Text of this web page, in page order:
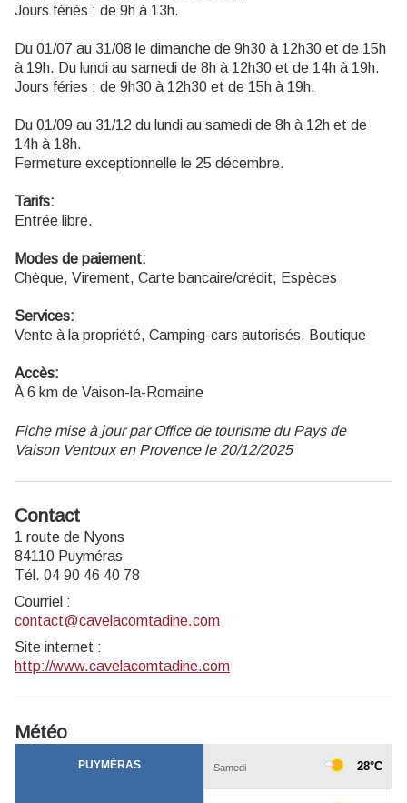
Jours fériés : de 9h à 13h.
Du 01/07 au 31/08 le dimanche de 9h30 à 12h30 et de 15h
à 19h. Du lundi au samedi de 8h à 12h30 et de 14h à 19h.
Jours féries : de 9h30 à 12h30 et de 15h à 19h.
Du 01/09 au 31/12 du lundi au samedi de 8h à 12h et de
14h à 18h.
Fermeture exceptionnelle le 25 décembre.
Tarifs:
Entrée libre.
Modes de paiement:
Chèque, Virement, Carte bancaire/crédit, Espèces
Services:
Vente à la propriété, Camping-cars autorisés, Boutique
Accès:
À 6 km de Vaison-la-Romaine
Fiche mise à jour par Office de tourisme du Pays de
Vaison Ventoux en Provence le 20/12/2025
Contact
1 route de Nyons
84110 Puyméras
Tél. 04 90 46 40 78
Courriel :
contact@cavelacomtadine.com
Site internet :
http://www.cavelacomtadine.com
Météo